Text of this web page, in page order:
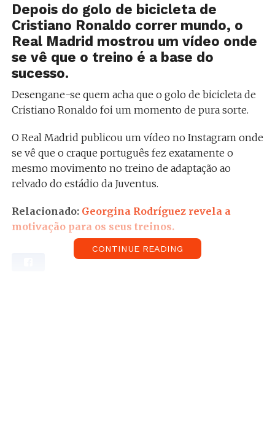
Depois do golo de bicicleta de
Cristiano Ronaldo correr mundo, o
Real Madrid mostrou um vídeo onde
se vê que o treino é a base do
sucesso.
Desengane-se quem acha que o golo de bicicleta de
Cristiano Ronaldo foi um momento de pura sorte.
O Real Madrid publicou um vídeo no Instagram onde
se vê que o craque português fez exatamente o
mesmo movimento no treino de adaptação ao
relvado do estádio da Juventus.
Relacionado: Georgina Rodríguez revela a
motivação para os seus treinos.
O golaço que correu o mundo mereceu também
CONTINUE READING